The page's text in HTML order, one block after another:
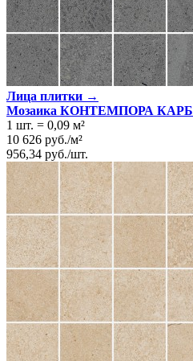
Лица плитки →
Мозаика КОНТЕМПОРА
1 шт. = 0,09 м²
10 626 руб./м²
956,34 руб./шт.